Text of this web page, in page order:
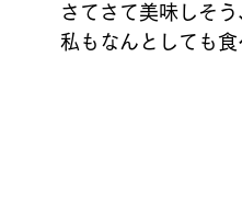
さてさて美味しそ
私もなんとしても